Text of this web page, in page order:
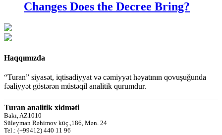
Changes Does the Decree Bring?
Haqqımızda
“Turan” siyasət, iqtisadiyyat və cəmiyyət həyatının qovuşuğunda
fəaliyyət göstərən müstəqil analitik qurumdur.
Turan analitik xidməti
Bakı, AZ1010
Süleyman Rəhimov küç.,186, Mən. 24
Tel.: (+99412) 440 11 96